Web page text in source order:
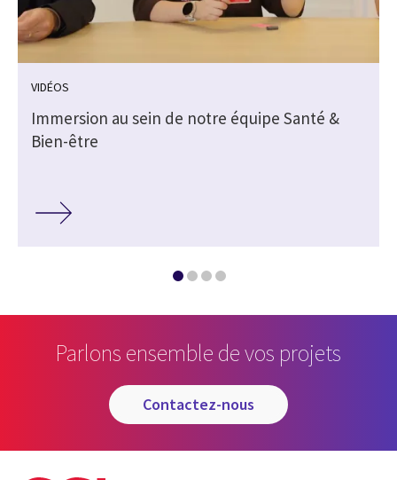
VIDÉOS
Immersion au sein de notre équipe Santé &
Bien-être
Parlons ensemble de vos projets
contactez-nous